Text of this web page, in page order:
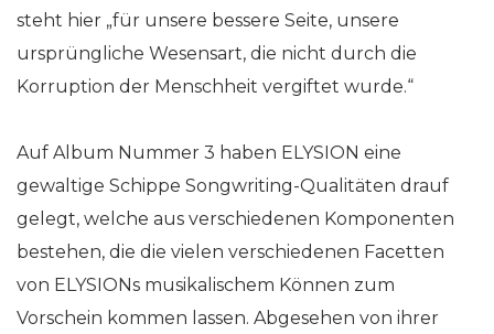
steht hier „für unsere bessere Seite, unsere
ursprüngliche Wesensart, die nicht durch die
Korruption der Menschheit vergiftet wurde.“
Auf Album Nummer 3 haben ELYSION eine
gewaltige Schippe Songwriting-Qualitäten drauf
gelegt, welche aus verschiedenen Komponenten
bestehen, die die vielen verschiedenen Facetten
von ELYSIONs musikalischem Können zum
Vorschein kommen lassen. Abgesehen von ihrer